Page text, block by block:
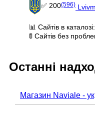
✅ 200(596)
📊 Сайтів в каталозі:
🚦 Сайтів без
Останні
Магазин Naviale -